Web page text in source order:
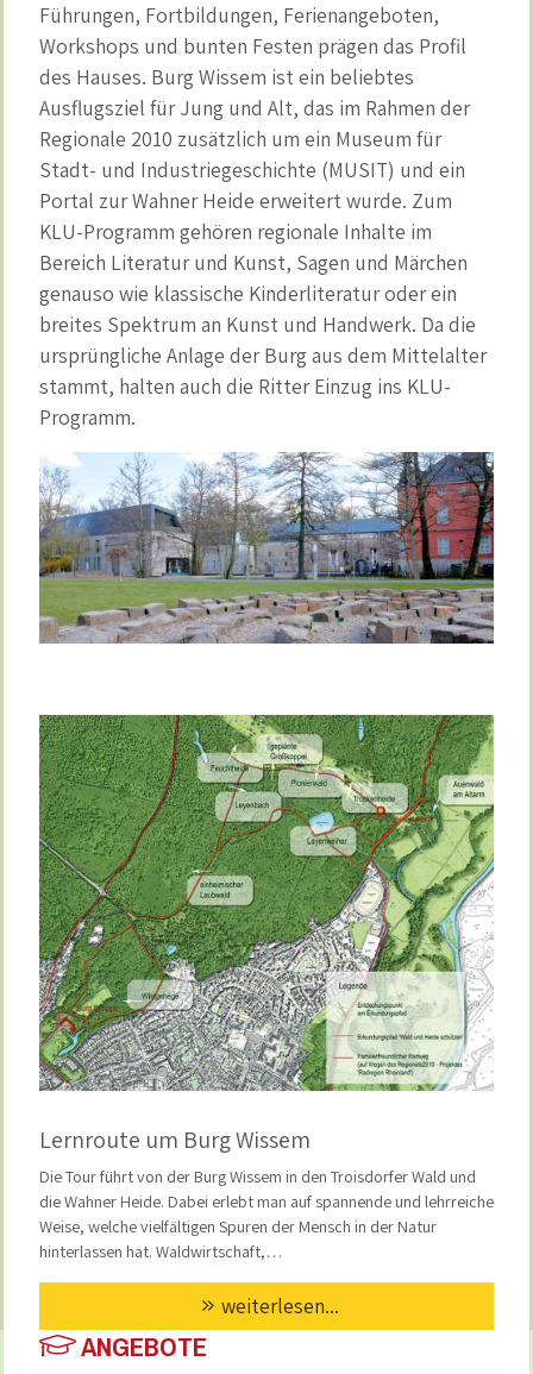
Führungen, Fortbildungen, Ferienangeboten,
Workshops und bunten Festen prägen das Profil
des Hauses. Burg Wissem ist ein beliebtes
Ausflugsziel für Jung und Alt, das im Rahmen der
Regionale 2010 zusätzlich um ein Museum für
Stadt- und Industriegeschichte (MUSIT) und ein
Portal zur Wahner Heide erweitert wurde. Zum
KLU-Programm gehören regionale Inhalte im
Bereich Literatur und Kunst, Sagen und Märchen
genauso wie klassische Kinderliteratur oder ein
breites Spektrum an Kunst und Handwerk. Da die
ursprüngliche Anlage der Burg aus dem Mittelalter
stammt, halten auch die Ritter Einzug ins KLU-
Programm.
Lernroute um Burg Wissem
Die Tour führt von der Burg Wissem in den Troisdorfer Wald und
die Wahner Heide. Dabei erlebt man auf spannende und lehrreiche
Weise, welche vielfältigen Spuren der Mensch in der Natur
hinterlassen hat. Waldwirtschaft,…
weiterlesen...
ANGEBOTE